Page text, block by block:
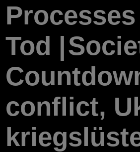
Tod |
conflict,